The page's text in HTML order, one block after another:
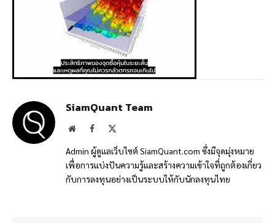
SiamQuant Team
WebsiteFacebook
Admin ผู้ดูแลเว็บไซต์ SiamQuant.com ซึ่งมีจุดมุ่งหมาย
เพื่อการแบ่งปันความรู้และสร้างความเข้าใจที่ถูกต้องเกี่ยว
กับการลงทุนอย่างเป็นระบบให้กับนักลงทุนไทย